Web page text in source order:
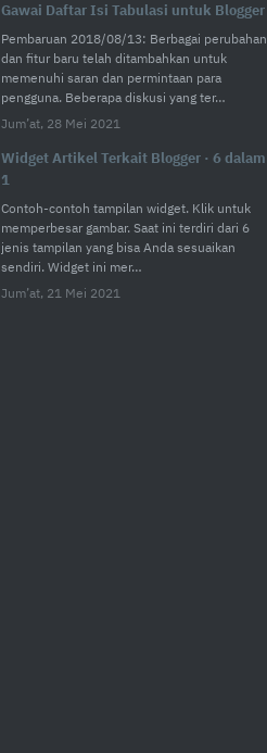
Gawai Daftar Isi Tabulasi untuk Blogger
Pembaruan 2018/08/13: Berbagai perubahan
dan fitur baru telah ditambahkan untuk
memenuhi saran dan permintaan para
pengguna. Beberapa diskusi yang ter…
Jum’at, 28 Mei 2021
Widget Artikel Terkait Blogger · 6 dalam
1
Contoh-contoh tampilan widget. Klik untuk
memperbesar gambar. Saat ini terdiri dari 6
jenis tampilan yang bisa Anda sesuaikan
sendiri. Widget ini mer…
Jum’at, 21 Mei 2021